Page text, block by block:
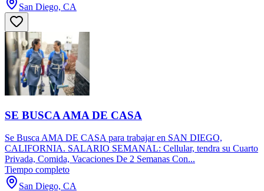
San Diego, CA
SE BUSCA AMA DE CASA
Se Busca AMA DE CASA para trabajar en SAN DIEGO,
CALIFORNIA. SALARIO SEMANAL: Cellular, tendra su Cuarto
Privada, Comida, Vacaciones De 2 Semanas Con...
Tiempo completo
San Diego, CA